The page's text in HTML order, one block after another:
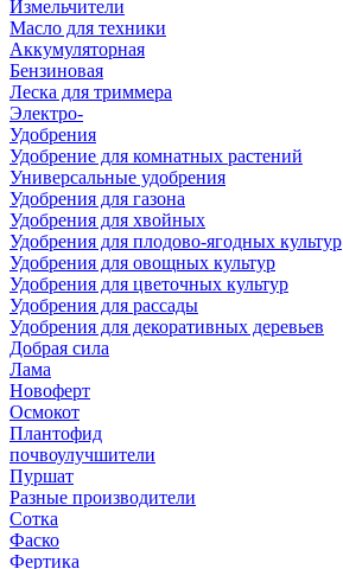
Измельчители
Масло для техники
Аккумуляторная
Бензиновая
Леска для триммера
Электро-
Удобрения
Удобрение для комнатных растений
Универсальные удобрения
Удобрения для газона
Удобрения для хвойных
Удобрения для плодово-ягодных культур
Удобрения для овощных культур
Удобрения для цветочных культур
Удобрения для рассады
Удобрения для декоративных деревьев
Добрая сила
Лама
Новоферт
Осмокот
Плантофид
почвоулучшители
Пуршат
Разные производители
Сотка
Фаско
Фертика